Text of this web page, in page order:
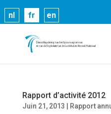
nl fr en
Rapport d’activité 2012
Juin 21, 2013 Rapport
Les cookies nous
services plus facilement.
vous nous donnez
exploiter ces cookies.